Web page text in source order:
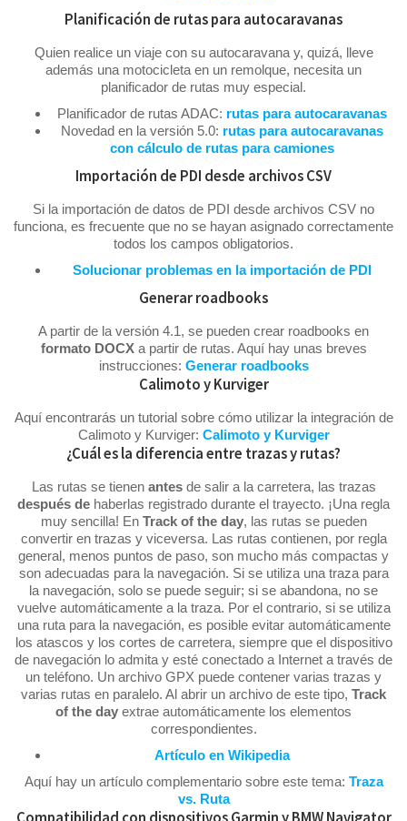
Planificación de rutas para autocaravanas
Quien realice un viaje con su autocaravana y, quizá, lleve
además una motocicleta en un remolque, necesita un
planificador de rutas muy especial.
Planificador de rutas ADAC: rutas para autocaravanas
Novedad en la versión 5.0: rutas para autocaravanas
con cálculo de rutas para camiones
Importación de PDI desde archivos CSV
Si la importación de datos de PDI desde archivos CSV no
funciona, es frecuente que no se hayan asignado correctamente
todos los campos obligatorios.
Solucionar problemas en la importación de PDI
Generar roadbooks
A partir de la versión 4.1, se pueden crear roadbooks en
formato DOCXa partir de rutas. Aquí hay unas breves
instrucciones: Generar roadbooks
Calimoto y Kurviger
Aquí encontrarás un tutorial sobre cómo utilizar la integración de
Calimoto y Kurviger: Calimoto y Kurviger
¿Cuál es la diferencia entre trazas y rutas?
Las rutas se tienen antesde salir a la carretera, las trazas
después de haberlas registrado durante el trayecto. ¡Una regla
muy sencilla! En Track of the day, las rutas se pueden
convertir en trazas y viceversa. Las rutas contienen, por regla
general, menos puntos de paso, son mucho más compactas y
son adecuadas para la navegación. Si se utiliza una traza para
la navegación, solo se puede seguir; si se abandona, no se
vuelve automáticamente a la traza. Por el contrario, si se utiliza
una ruta para la navegación, es posible evitar automáticamente
los atascos y los cortes de carretera, siempre que el dispositivo
de navegación lo admita y esté conectado a Internet a través de
un teléfono. Un archivo GPX puede contener varias trazas y
varias rutas en paralelo. Al abrir un archivo de este tipo, Track
of the day extrae automáticamente los elementos
correspondientes.
Artículo en Wikipedia
Aquí hay un artículo complementario sobre este tema: Traza
vs. Ruta